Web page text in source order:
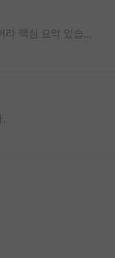
타대 대학원 진학 현실적인 조언 부탁드립니다.(장문이라 핵심 요약 있습니다.)